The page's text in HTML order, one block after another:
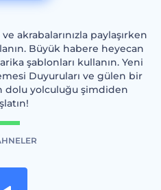
ve akrabalarınızla paylaşırken
Büyük habere heyecan
şablonları kullanın. Yeni
Duyuruları ve gülen bir
dolu yolculuğu şimdiden